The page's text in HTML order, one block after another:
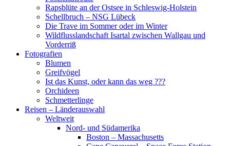
Rapsblüte an der Ostsee in Schleswig-Holstein
Schellbruch – NSG Lübeck
Die Trave im Sommer oder im Winter
Wildflusslandschaft Isartal zwischen Wallgau und
Vorderriß
Fotografien
Blumen
Greifvögel
Ist das Kunst, oder kann das weg ???
Orchideen
Schmetterlinge
Reisen – Länderauswahl
Weltweit
Nord- und Südamerika
Boston – Massachusetts